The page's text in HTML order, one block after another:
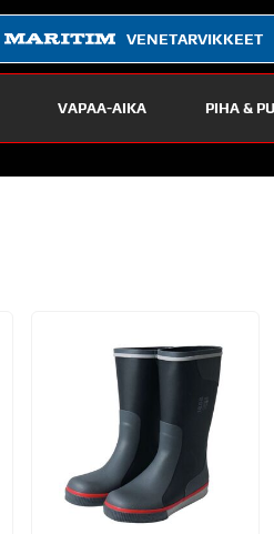
VENETARVIKKEET
VAPAA-AIKA PIHA &